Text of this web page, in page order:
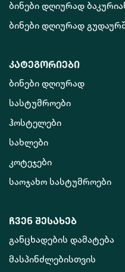
ბინები დღიურად
ბინები დღიურად
კატეგორიები
ბინები დღიურად
სასტუმროები
ჰოსტელები
სახლები
კოტეჯები
საოჯახო სასტუმროები
ჩვენ შესახებ
განცხადების დამატება
მასპინძლებისთვის